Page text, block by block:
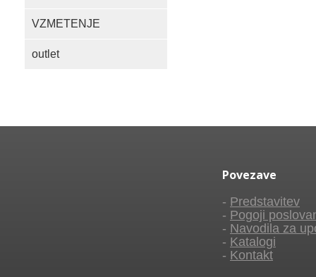
VZMETENJE
outlet
Povezave
- Predstavitev
- Pogoji
- Navodila za
- Katalogi
- Kontakt